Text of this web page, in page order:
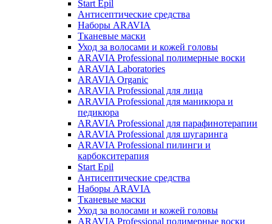
Start Epil
Антисептические средства
Наборы ARAVIA
Тканевые маски
Уход за волосами и кожей головы
ARAVIA Professional полимерные воски
ARAVIA Laboratories
ARAVIA Organic
ARAVIA Professional для лица
ARAVIA Professional для маникюра и
педикюра
ARAVIA Professional для парафинотерапии
ARAVIA Professional для шугаринга
ARAVIA Professional пилинги и
карбокситерапия
Start Epil
Антисептические средства
Наборы ARAVIA
Тканевые маски
Уход за волосами и кожей головы
ARAVIA Professional полимерные воски